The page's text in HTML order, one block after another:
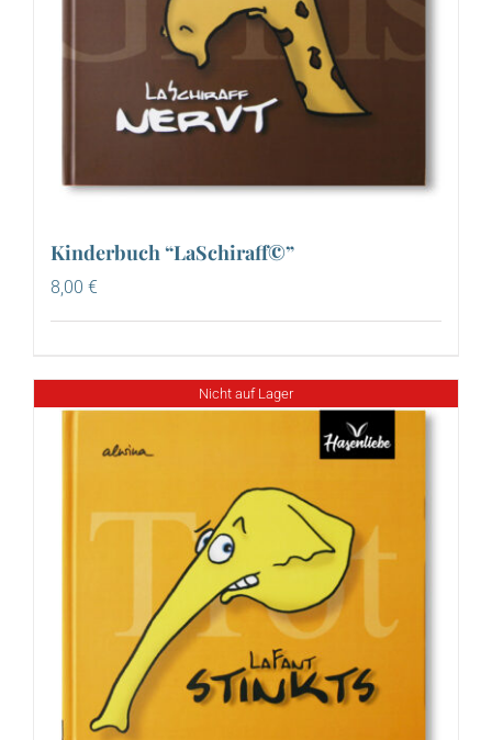
Kinderbuch “LaSchiraff©”
8,00 €
Nicht auf Lager